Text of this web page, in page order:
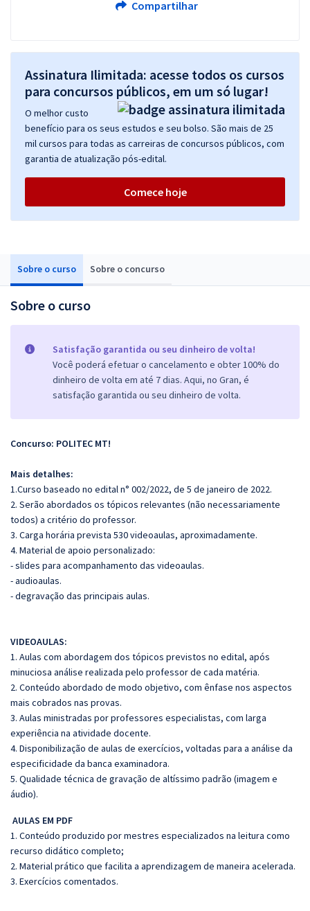
Sobre o curso Sobre o concurso
Sobre o curso
Satisfação garantida ou seu dinheiro de volta!
Você poderá efetuar o cancelamento e obter 100% do
dinheiro de volta em até 7 dias. Aqui, no Gran, é
satisfação garantida ou seu dinheiro de volta.
Concurso: POLITEC MT!
Mais detalhes:
1.Curso baseado no edital n° 002/2022, de 5 de janeiro de 2022.
2. Serão abordados os tópicos relevantes (não necessariamente
todos) a critério do professor.
3. Carga horária prevista 530 videoaulas, aproximadamente.
4. Material de apoio personalizado:
- slides para acompanhamento das videoaulas.
- audioaulas.
- degravação das principais aulas.
VIDEOAULAS:
1. Aulas com abordagem dos tópicos previstos no edital, após
minuciosa análise realizada pelo professor de cada matéria.
2. Conteúdo abordado de modo objetivo, com ênfase nos aspectos
mais cobrados nas provas.
3. Aulas ministradas por professores especialistas, com larga
experiência na atividade docente.
4. Disponibilização de aulas de exercícios, voltadas para a análise da
especificidade da banca examinadora.
5. Qualidade técnica de gravação de altíssimo padrão (imagem e
áudio).
AULAS EM PDF
1. Conteúdo produzido por mestres especializados na leitura como
recurso didático completo;
2. Material prático que facilita a aprendizagem de maneira acelerada.
3. Exercícios comentados.
Compartilhar
Assinatura Ilimitada: acesse todos os cursos
para concursos públicos, em um só lugar!
O melhor custo
benefício para os seus estudos e seu bolso. São mais de 25
mil cursos para todas as carreiras de concursos públicos, com
garantia de atualização pós-edital.
Comece hoje